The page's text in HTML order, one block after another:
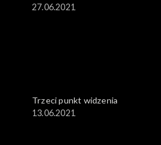
27.06.2021
Trzeci punkt widzenia
13.06.2021